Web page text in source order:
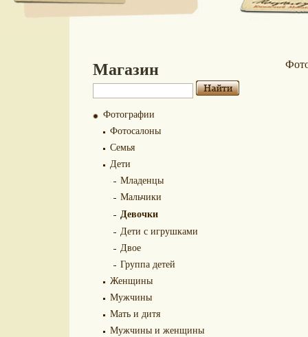
Магазин
Фотографии
Фотосалоны
Семья
Дети
Младенцы
Мальчики
Девочки
Дети с игрушками
Двое
Группа детей
Женщины
Мужчины
Мать и дитя
Мужчины и женщины